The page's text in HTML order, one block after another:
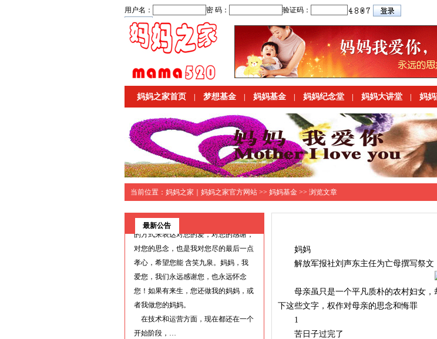
妈妈之家首页 梦想基金 妈妈基金 妈妈纪念堂 妈妈大讲堂 妈
当前位置： 妈妈之家｜妈妈之家官方网站>> 妈妈基金>> 浏览文章
最新公告
今天，我们天各一方，只能在梦里想
见。今天，你走了，我还活着，我活还
有什么意思？我不会一直悲伤下来，这
样对大家都不好。您所希望的是一家人
过上好生 活，您放心，我会把家，把
伯伯照顾好的，把自己照顾好的。您的
在天之灵，就是希望我们好好的活下
去。没有您的日子里，我们都很孤单，
都很想您。这是我给我妈妈做的一个网
站，也是给所有的母亲做的一个网
站。“妈妈我爱您”，我只希望通过这样
的方式来表达对您的爱，对您的感谢，
对您的思念，也是我对您尽的最后一点
孝心，希望您能 含笑九泉。妈妈，我
爱您，我们永远感谢您，也永远怀念
您！如果有来生，您还做我的妈妈，或
者我做您的妈妈。
在技术和运营方面，现在都还在一个
开始阶段，…
妈妈
解放军报社刘声东主任为亡母撰写祭文
母亲虽只是一个平凡质朴的农村妇女，
下这些文字，权作对母亲的思念和悔罪
1
苦日子过完了